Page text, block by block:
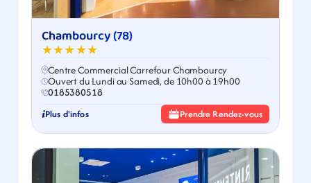
Chambourcy (78)
★★★★★
Centre Commercial Carrefour Chambourcy
Ouvert du Lundi au Samedi, de 10h00 à 19h00
0185380518
Plus d'infos Prendre Rendez-vous